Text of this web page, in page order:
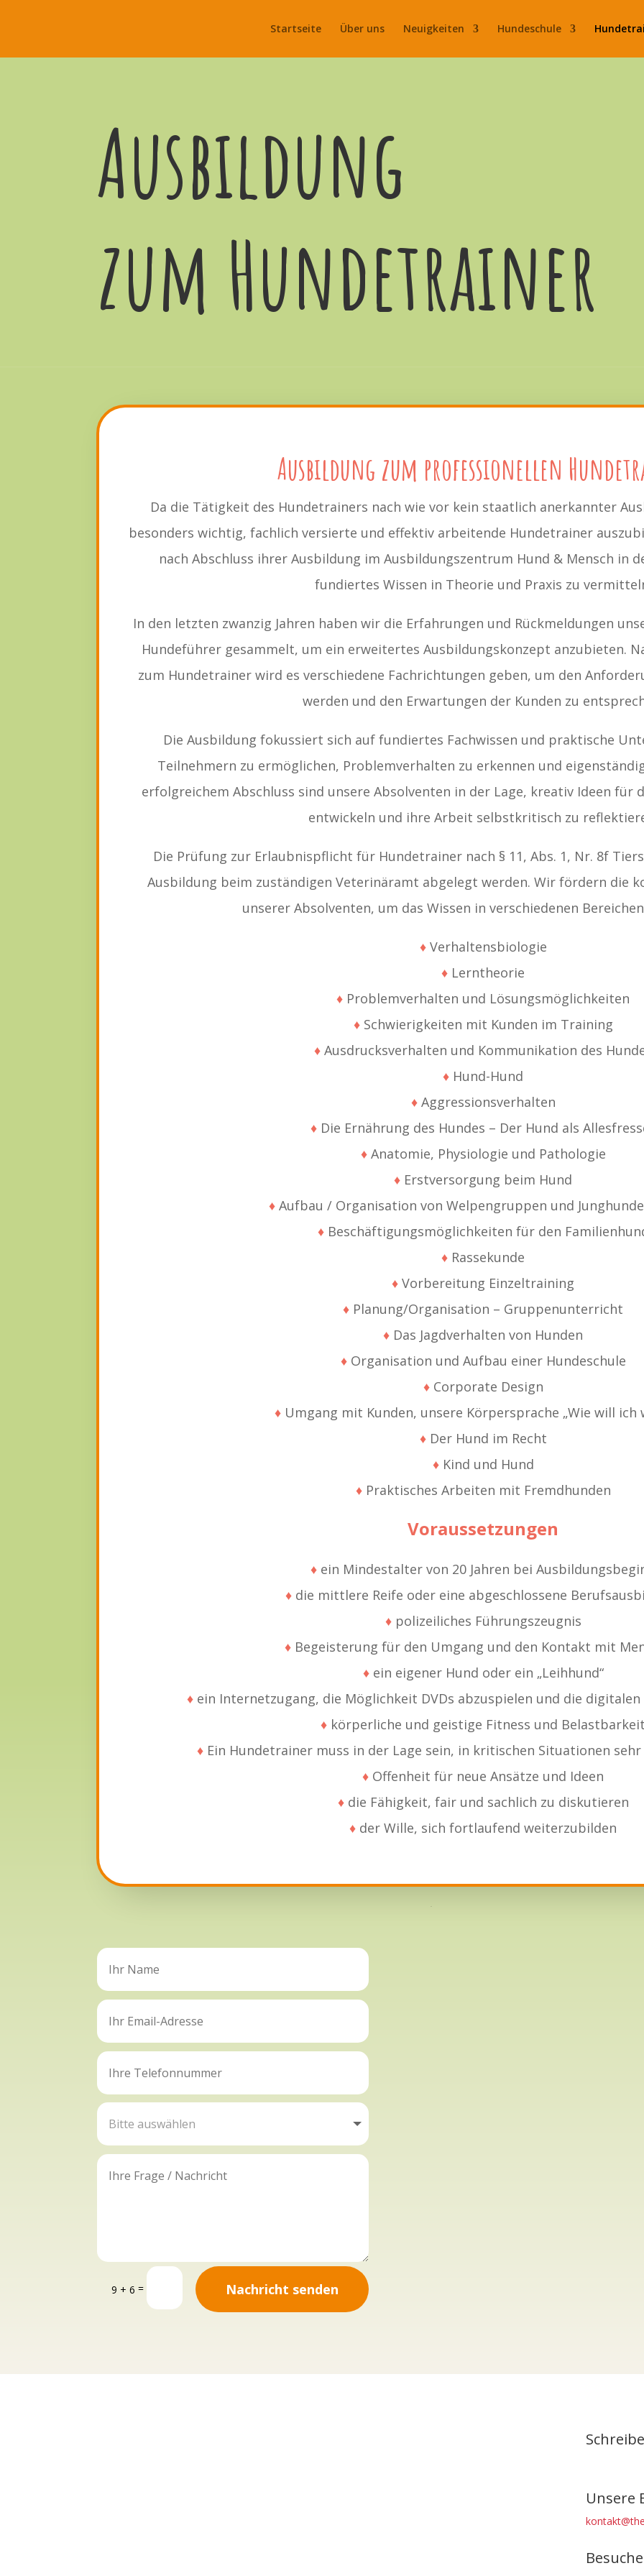
Startseite Über uns Neuigkeiten Hundeschule
Ausbildung
zum Hundetrainer
Ausbildung zum professionellen
Da die Tätigkeit des Hundetrainers nach wie vor kein staatlich anerkannter
besonders wichtig, fachlich versierte und effektiv arbeitende Hundetrainer
nach Abschluss ihrer Ausbildung im Ausbildungszentrum Hund & Mensch in
fundiertes Wissen in Theorie und Praxis zu
In den letzten zwanzig Jahren haben wir die Erfahrungen und Rückmeldungen
Hundeführer gesammelt, um ein erweitertes Ausbildungskonzept anzubieten.
zum Hundetrainer wird es verschiedene Fachrichtungen geben, um den
werden und den Erwartungen der Kunden zu
Die Ausbildung fokussiert sich auf fundiertes Fachwissen und praktische
Teilnehmern zu ermöglichen, Problemverhalten zu erkennen und
erfolgreichem Abschluss sind unsere Absolventen in der Lage, kreativ Ideen für
entwickeln und ihre Arbeit selbstkritisch zu
Die Prüfung zur Erlaubnispflicht für Hundetrainer nach § 11, Abs. 1, Nr. 8f
Ausbildung beim zuständigen Veterinäramt abgelegt werden. Wir fördern die
unserer Absolventen, um das Wissen in verschiedenen
♦Verhaltensbiologie
♦ Lerntheorie
♦ Problemverhalten und Lösungsmöglichkeiten
♦Schwierigkeiten mit Kunden im Training
♦Ausdrucksverhalten und Kommunikation des
♦ Hund-Hund
♦Aggressionsverhalten
♦ Die Ernährung des Hundes – Der Hund als
♦Anatomie, Physiologie und Pathologie
♦ Erstversorgung beim Hund
♦Aufbau / Organisation von Welpengruppen und
♦Beschäftigungsmöglichkeiten für den
♦ Rassekunde
♦ Vorbereitung Einzeltraining
♦ Planung/Organisation – Gruppenunterricht
♦ Das Jagdverhalten von Hunden
♦Organisation und Aufbau einer Hundeschule
♦Corporate Design
♦Umgang mit Kunden, unsere Körpersprache „Wie will ich
♦Der Hund im Recht
♦Kind und Hund
♦Praktisches Arbeiten mit Fremdhunden
Voraussetzungen
♦ ein Mindestalter von 20 Jahren bei
♦ die mittlere Reife oder eine abgeschlossene
♦polizeiliches Führungszeugnis
♦Begeisterung für den Umgang und den Kontakt mit
♦ein eigener Hund oder ein „Leihhund“
♦ ein Internetzugang, die Möglichkeit DVDs abzuspielen und die
♦ körperliche und geistige Fitness und Belastbarkeit
♦ Ein Hundetrainer muss in der Lage sein, in kritischen Situationen
♦ Offenheit für neue Ansätze und Ideen
♦die Fähigkeit, fair und sachlich zu diskutieren
♦ der Wille, sich fortlaufend weiterzubilden
9 + 6 = Nachricht senden
Unsere